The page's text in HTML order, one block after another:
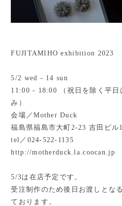
FUJITAMIHO exhibition 2023
5/2 wed - 14 sun
11:00 - 18:00 （祝日を除く平日
み）
会場／Mother Duck
福島県福島市大町2-23 吉田ビル
tel／024-522-1135
http://motherduck.la.coocan.jp
5/3は在店予定です。
受注制作のため後日お渡しとな
ております。